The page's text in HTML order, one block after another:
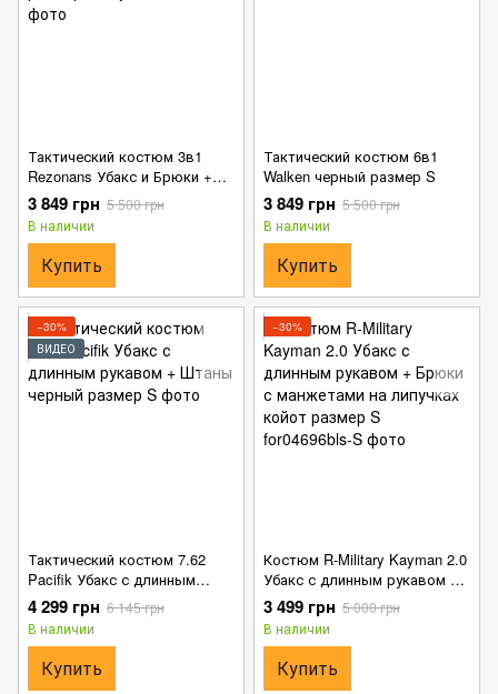
Тактический костюм 3в1
Rezonans Убакс и Брюки +
Кепка мультикам размер S
3 849 грн 5 500 грн
В наличии
Купить
Тактический костюм 6в1
Walken черный размер S
3 849 грн 5 500 грн
В наличии
Купить
−30%
ВИДЕО
Тактический костюм 7.62
Pacifik Убакс с длинным
рукавом + Штаны черный
размер S
4 299 грн 6 145 грн
В наличии
Купить
−30%
Костюм R-Military Kayman 2.0
Убакс с длинным рукавом +
Брюки с манжетами на
липучках койот размер S
3 499 грн 5 000 грн
В наличии
Купить